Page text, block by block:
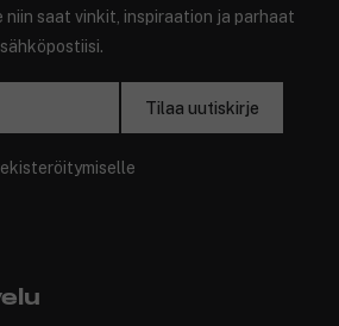
niin saat vinkit, inspiraation ja parhaat
Tilaa uutiskirje